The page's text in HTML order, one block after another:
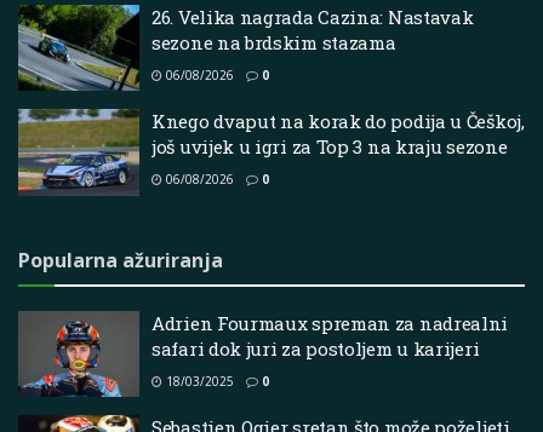
26. Velika nagrada Cazina: Nastavak
sezone na brdskim stazama
06/08/2026 0
Knego dvaput na korak do podija u Češkoj,
još uvijek u igri za Top 3 na kraju sezone
06/08/2026 0
Popularna ažuriranja
Adrien Fourmaux spreman za nadrealni
safari dok juri za postoljem u karijeri
18/03/2025 0